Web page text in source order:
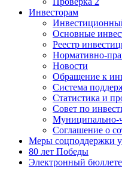
Инвесторам
Основные
Реестр
Нормативно-
Новости
Обращение к
Система
Статистика и
Совет по
Муниципально-
Соглашение о
Меры соцподдержки
80 лет Победы
Электронный